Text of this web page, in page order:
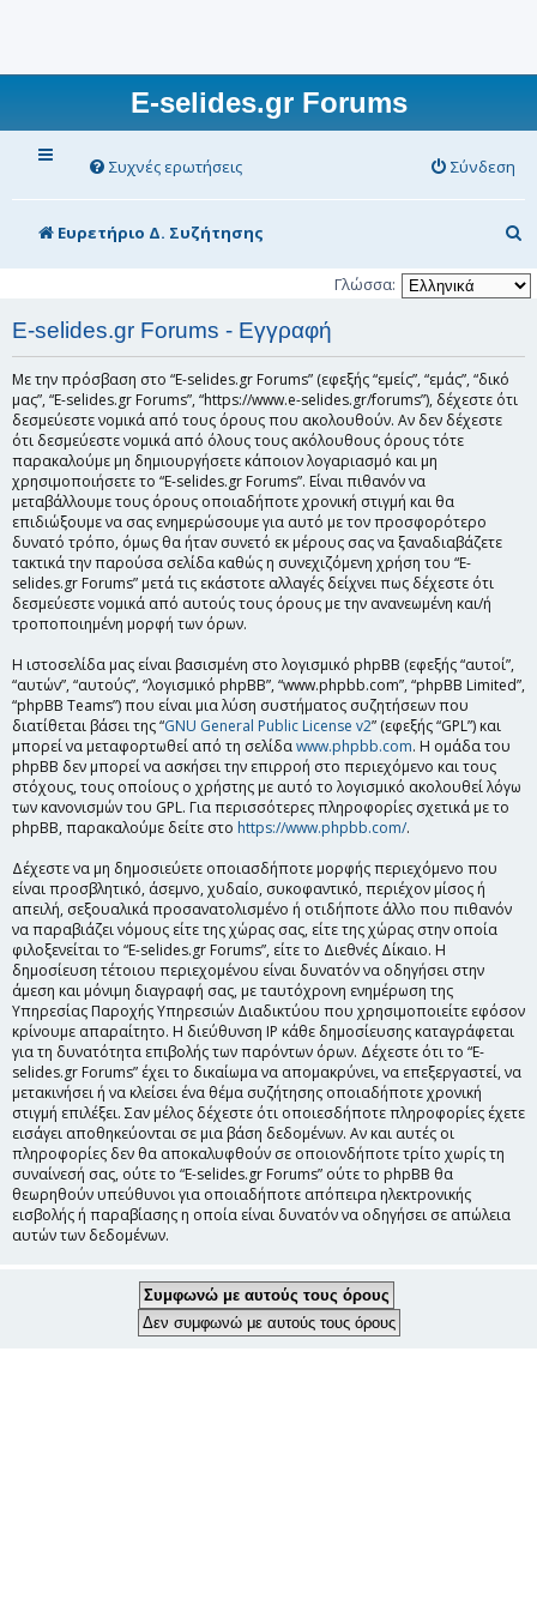
E-selides.gr Forums
Συχνές ερωτήσεις Σύνδεση
Ευρετήριο Δ. Συζήτησης
ν
α
Γλώσσα:
E-selides.gr Forums - Εγγραφή
Με την πρόσβαση στο “E-selides.gr Forums” (εφεξής “εμείς”, “εμάς”, “δικό
μας”, “E-selides.gr Forums”, “https://www.e-selides.gr/forums”), δέχεστε ότι
δεσμεύεστε νομικά από τους όρους που ακολουθούν. Αν δεν δέχεστε
ότι δεσμεύεστε νομικά από όλους τους ακόλουθους όρους τότε
παρακαλούμε μη δημιουργήσετε κάποιον λογαριασμό και μη
χρησιμοποιήσετε το “E-selides.gr Forums”. Είναι πιθανόν να
μεταβάλλουμε τους όρους οποιαδήποτε χρονική στιγμή και θα
επιδιώξουμε να σας ενημερώσουμε για αυτό με τον προσφορότερο
δυνατό τρόπο, όμως θα ήταν συνετό εκ μέρους σας να ξαναδιαβάζετε
τακτικά την παρούσα σελίδα καθώς η συνεχιζόμενη χρήση του “E-
selides.gr Forums” μετά τις εκάστοτε αλλαγές δείχνει πως δέχεστε ότι
δεσμεύεστε νομικά από αυτούς τους όρους με την ανανεωμένη και/ή
τροποποιημένη μορφή των όρων.
Η ιστοσελίδα μας είναι βασισμένη στο λογισμικό phpBB (εφεξής “αυτοί”,
“αυτών”, “αυτούς”, “λογισμικό phpBB”, “www.phpbb.com”, “phpBB Limited”,
“phpBB Teams”) που είναι μια λύση συστήματος συζητήσεων που
διατίθεται βάσει της “GNU General Public License v2” (εφεξής “GPL”) και
μπορεί να μεταφορτωθεί από τη σελίδαwww.phpbb.com. Η ομάδα του
phpBB δεν μπορεί να ασκήσει την επιρροή στο περιεχόμενο και τους
στόχους, τους οποίους ο χρήστης με αυτό το λογισμικό ακολουθεί λόγω
των κανονισμών του GPL. Για περισσότερες πληροφορίες σχετικά με το
phpBB, παρακαλούμε δείτε στο https://www.phpbb.com/.
Δέχεστε να μη δημοσιεύετε οποιασδήποτε μορφής περιεχόμενο που
είναι προσβλητικό, άσεμνο, χυδαίο, συκοφαντικό, περιέχον μίσος ή
απειλή, σεξουαλικά προσανατολισμένο ή οτιδήποτε άλλο που πιθανόν
να παραβιάζει νόμους είτε της χώρας σας, είτε της χώρας στην οποία
φιλοξενείται το “E-selides.gr Forums”, είτε το Διεθνές Δίκαιο. Η
δημοσίευση τέτοιου περιεχομένου είναι δυνατόν να οδηγήσει στην
άμεση και μόνιμη διαγραφή σας, με ταυτόχρονη ενημέρωση της
Υπηρεσίας Παροχής Υπηρεσιών Διαδικτύου που χρησιμοποιείτε εφόσον
κρίνουμε απαραίτητο. Η διεύθυνση IP κάθε δημοσίευσης καταγράφεται
για τη δυνατότητα επιβολής των παρόντων όρων. Δέχεστε ότι το “E-
selides.gr Forums” έχει το δικαίωμα να απομακρύνει, να επεξεργαστεί, να
μετακινήσει ή να κλείσει ένα θέμα συζήτησης οποιαδήποτε χρονική
στιγμή επιλέξει. Σαν μέλος δέχεστε ότι οποιεσδήποτε πληροφορίες έχετε
εισάγει αποθηκεύονται σε μια βάση δεδομένων. Αν και αυτές οι
πληροφορίες δεν θα αποκαλυφθούν σε οποιονδήποτε τρίτο χωρίς τη
συναίνεσή σας, ούτε το “E-selides.gr Forums” ούτε το phpBB θα
θεωρηθούν υπεύθυνοι για οποιαδήποτε απόπειρα ηλεκτρονικής
εισβολής ή παραβίασης η οποία είναι δυνατόν να οδηγήσει σε απώλεια
αυτών των δεδομένων.